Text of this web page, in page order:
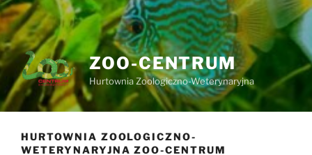
ZOO-CENTRUM
Hurtownia Zoologiczno-Weterynaryjna
HURTOWNIA ZOOLOGICZNO-
WETERYNARYJNA ZOO-CENTRUM